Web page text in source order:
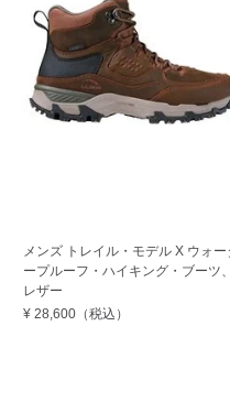
メンズ トレイル・モデル X ウォー
ープルーフ・ハイキング・ブーツ、
レザー
¥ 28,600（税込）